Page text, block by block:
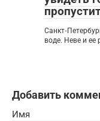
воде. Неве и
Добавить
Имя